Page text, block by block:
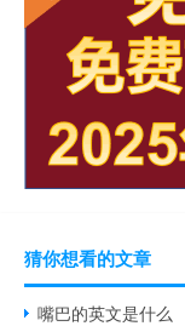
猜你想看的文章
嘴巴的英文是什么